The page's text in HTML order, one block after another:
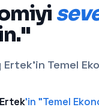
Temel
'in "Temel